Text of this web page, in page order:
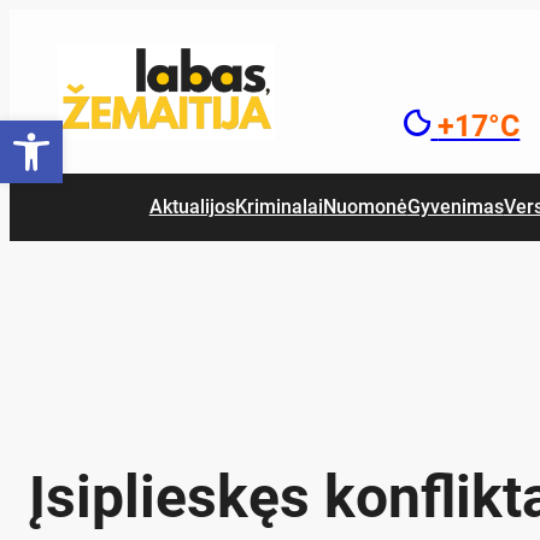
Open toolbar +17°C
AktualijosKriminalai NuomonėGyvenimas
Įsip­lies­kęs